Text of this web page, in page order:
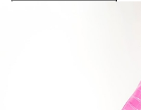
Acest tabel are caracter
coșul de cumpărături
Предоставената
Добавете продукта в
количката" и при